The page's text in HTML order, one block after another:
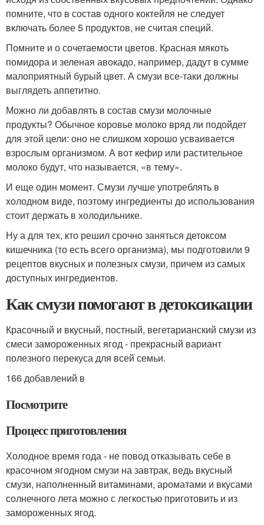
помните, что в состав одного коктейля не следует
включать более 5 продуктов, не считая специй.
Помните и о сочетаемости цветов. Красная мякоть
помидора и зеленая авокадо, например, дадут в сумме
малоприятный бурый цвет. А смузи все-таки должны
выглядеть аппетитно.
Можно ли добавлять в состав смузи молочные
продукты? Обычное коровье молоко вряд ли подойдет
для этой цели: оно не слишком хорошо усваивается
взрослым организмом. А вот кефир или растительное
молоко будут, что называется, «в тему».
И еще один момент. Смузи лучше употреблять в
холодном виде, поэтому ингредиенты до использования
стоит держать в холодильнике.
Ну а для тех, кто решил срочно заняться детоксом
кишечника (то есть всего организма), мы подготовили 9
рецептов вкусных и полезных смузи, причем из самых
доступных ингредиентов.
Как смузи помогают в детоксикации
Красочный и вкусный, постный, вегетарианский смузи из
смеси замороженных ягод - прекрасный вариант
полезного перекуса для всей семьи.
166 добавлений в
Посмотрите
Процесс приготовления
Холодное время года - не повод отказывать себе в
красочном ягодном смузи на завтрак, ведь вкусный
смузи, наполненный витаминами, ароматами и вкусами
солнечного лета можно с легкостью приготовить и из
замороженных ягод.